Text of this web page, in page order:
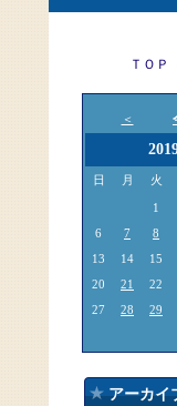
ＴＯＰ
＜
日 月 火
1
6
7 8
13
14 15
20
21 22
27
28 29
アーカイ